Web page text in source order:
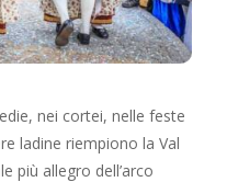
nei cortei, nelle feste
ladine riempiono la Val
più allegro dell’arco